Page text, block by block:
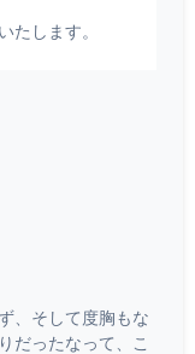
たします。
、そして度胸もな
だったなって、こ